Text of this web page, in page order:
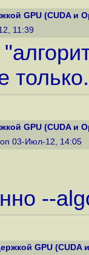
GPU (CUDA и
11:39
только.
GPU (CUDA и
03-Июл-12, 14:05
--
GPU (CUDA